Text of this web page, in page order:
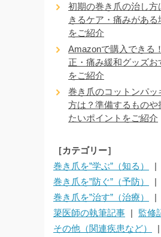
初期の巻き爪の治し方
きるケア・痛みがあ
をご紹介
Amazonで購入できる
正・痛み緩和グッズお
をご紹介
巻き爪のコットンパッ
方は？準備するものや
たいポイントをご紹介
［カテゴリー］
巻き爪を”学ぶ”（知る）
巻き爪を”防ぐ”（予防）
巻き爪を”治す”（治療）
簗医師の執筆記事
監修
その他（関連疾患など）